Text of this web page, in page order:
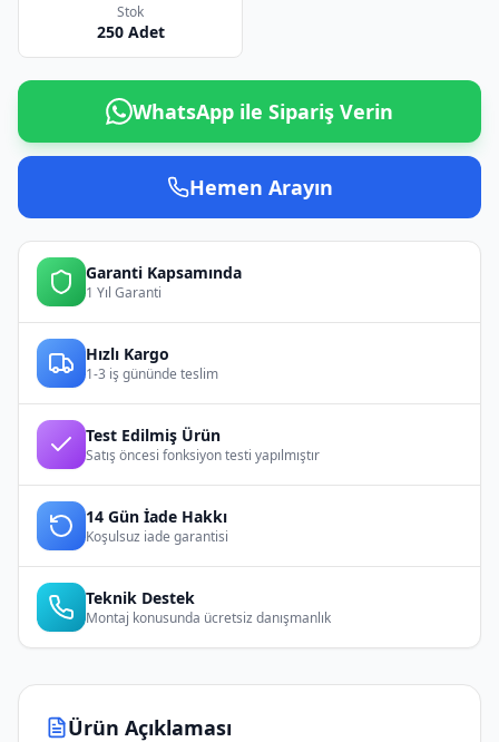
Ürün Açıklaması
Stok
250Adet
WhatsApp ile Sipariş Verin
Hemen Arayın
Garanti Kapsamında
1 Yıl Garanti
Hızlı Kargo
1-3 iş gününde teslim
Test Edilmiş Ürün
Satış öncesi fonksiyon testi yapılmıştır
14 Gün İade Hakkı
Koşulsuz iade garantisi
Teknik Destek
Montaj konusunda ücretsiz danışmanlık